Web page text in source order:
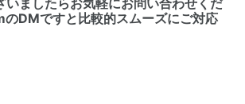
いましたらお気軽にお問い合わせくだ
DMですと比較的スムーズにご対応